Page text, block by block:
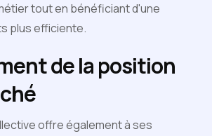
tout en bénéficiant d'une
plus efficiente.
de la position
offre également à ses